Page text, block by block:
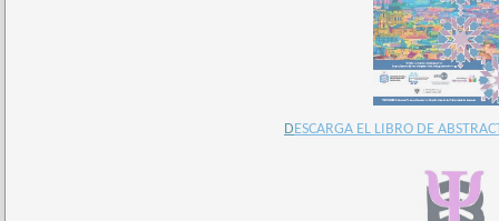
DESCARGA EL LIBRO DE